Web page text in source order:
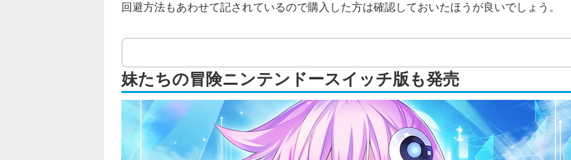
回避方法もあわせて記されているので購入した方は確認しておいたほうが良いでしょう。
妹たちの冒険ニンテンドースイッチ版も発売